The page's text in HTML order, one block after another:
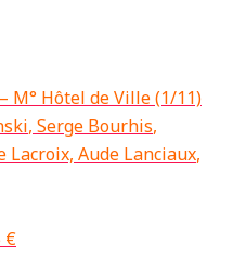
M° Hôtel de Ville (1/11)
, Serge Bourhis,
Lacroix, Aude Lanciaux,
€